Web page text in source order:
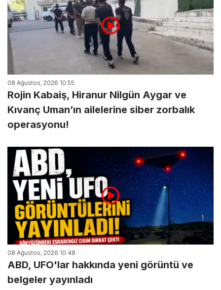
08 Ağustos, 2026 10:55
Rojin Kabaiş, Hiranur Nilgün Aygar ve
Kıvanç Uman’ın ailelerine siber zorbalık
operasyonu!
08 Ağustos, 2026 10:48
ABD, UFO'lar hakkında yeni görüntü ve
belgeler yayınladı